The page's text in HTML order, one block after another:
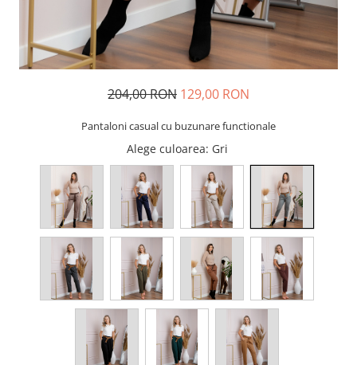
204,00 RON 129,00 RON
Pantaloni casual cu buzunare functionale
Alege culoarea: Gri